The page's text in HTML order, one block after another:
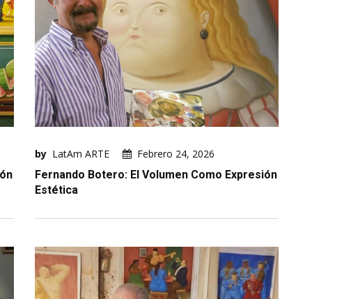
by LatAm ARTE
Febrero 24, 2026
Fernando Botero: El Volumen Como Expresión
Estética